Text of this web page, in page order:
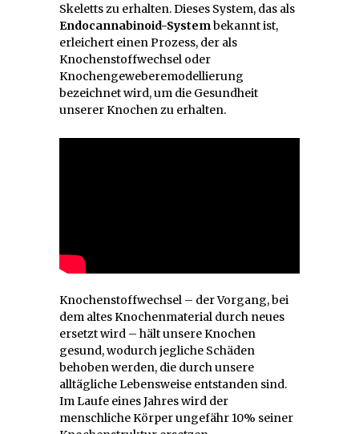
Skeletts zu erhalten. Dieses System, das als
Endocannabinoid-Systembekannt ist,
erleichert einen Prozess, der als
Knochenstoffwechsel oder
Knochengeweberemodellierung
bezeichnet wird, um die Gesundheit
unserer Knochen zu erhalten.
Knochenstoffwechsel – der Vorgang, bei
dem altes Knochenmaterial durch neues
ersetzt wird – hält unsere Knochen
gesund, wodurch jegliche Schäden
behoben werden, die durch unsere
alltägliche Lebensweise entstanden sind.
Im Laufe eines Jahres wird der
menschliche Körper ungefähr 10% seiner